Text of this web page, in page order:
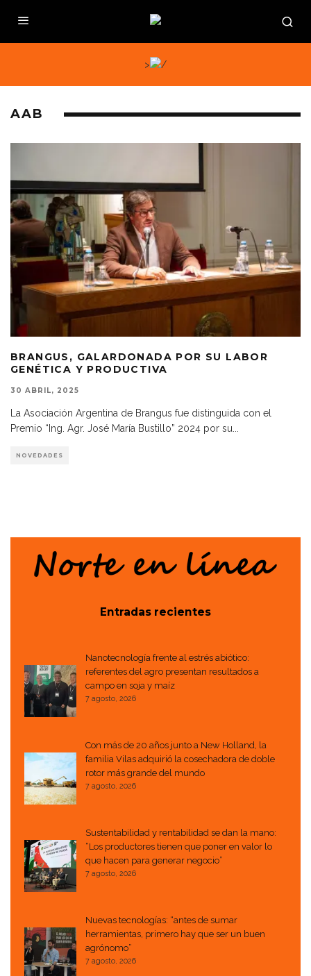
>
AAB
BRANGUS, GALARDONADA POR SU LABOR
GENÉTICA Y PRODUCTIVA
30 ABRIL, 2025
La Asociación Argentina de Brangus fue distinguida con el
Premio “Ing. Agr. José María Bustillo” 2024 por su
NOVEDADES
Entradas recientes
Nanotecnología frente al estrés abiótico:
referentes del agro presentan resultados a
campo en soja y maíz
7 agosto, 2026
Con más de 20 años junto a New Holland, la
familia Vilas adquirió la cosechadora de doble
rotor más grande del mundo
7 agosto, 2026
Sustentabilidad y rentabilidad se dan la mano:
“Los productores tienen que poner en valor lo
que hacen para generar negocio”
7 agosto, 2026
Nuevas tecnologías: “antes de sumar
herramientas, primero hay que ser un buen
agrónomo”
7 agosto, 2026